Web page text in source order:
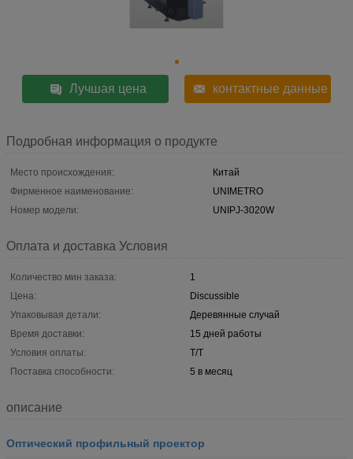
Лучшая цена контактные данные
Подробная информация о продукте
Место происхождения:
Китай
Фирменное наименование:
UNIMETRO
Номер модели:
UNIPJ-3020W
Оплата и доставка Условия
Количество мин заказа:
1
Цена:
Discussible
Упаковывая детали:
Деревянные случай
Время доставки:
15 дней работы
Условия оплаты:
T/T
Поставка способности:
5 в месяц
описание
Оптический профильный проектор